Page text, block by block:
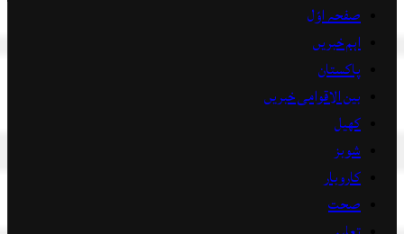
صفحہ اوّل
اہم خبریں
پاکستان
بین الاقوامی خبریں
کھیل
شوبز
کاروبار
صحت